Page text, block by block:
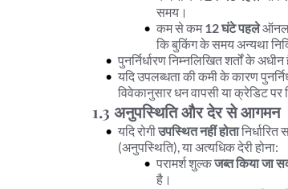
समय।
कम से कम 12 घंटे पहले
कि बुकिंग के समय अन्यथा
पुनर्निर्धारण निम्नलिखित शर्तों के
यदि उपलब्धता की कमी के कारण
विवेकानुसार धन वापसी या क्रेडिट
1.3 अनुपस्थिति और देर से आगमन
यदि रोगी उपस्थित नहीं होता
(अनुपस्थिति), या अत्यधिक देरी होना:
परामर्श शुल्क जब्त किया जा
है।